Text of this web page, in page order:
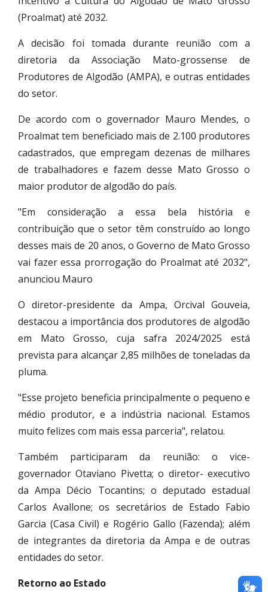
(Proalmat) até 2032.
A decisão foi tomada durante reunião com a
diretoria da Associação Mato-grossense de
Produtores de Algodão (AMPA), e outras entidades
do setor.
De acordo com o governador Mauro Mendes, o
Proalmat tem beneficiado mais de 2.100 produtores
cadastrados, que empregam dezenas de milhares
de trabalhadores e fazem desse Mato Grosso o
maior produtor de algodão do país.
"Em consideração a essa bela história e
contribuição que o setor têm construído ao longo
desses mais de 20 anos, o Governo de Mato Grosso
vai fazer essa prorrogação do Proalmat até 2032",
anunciou Mauro
O diretor-presidente da Ampa, Orcival Gouveia,
destacou a importância dos produtores de algodão
em Mato Grosso, cuja safra 2024/2025 está
prevista para alcançar 2,85 milhões de toneladas da
pluma.
"Esse projeto beneficia principalmente o pequeno e
médio produtor, e a indústria nacional. Estamos
muito felizes com mais essa parceria", relatou.
Também participaram da reunião: o vice-
governador Otaviano Pivetta; o diretor- executivo
da Ampa Décio Tocantins; o deputado estadual
Carlos Avallone; os secretários de Estado Fabio
Garcia (Casa Civil) e Rogério Gallo (Fazenda); além
de integrantes da diretoria da Ampa e de outras
entidades do setor.
Retorno ao Estado